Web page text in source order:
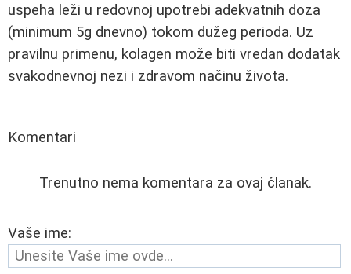
uspeha leži u redovnoj upotrebi adekvatnih doza
(minimum 5g dnevno) tokom dužeg perioda. Uz
pravilnu primenu, kolagen može biti vredan dodatak
svakodnevnoj nezi i zdravom načinu života.
Komentari
Trenutno nema komentara za ovaj članak.
Vaše ime: